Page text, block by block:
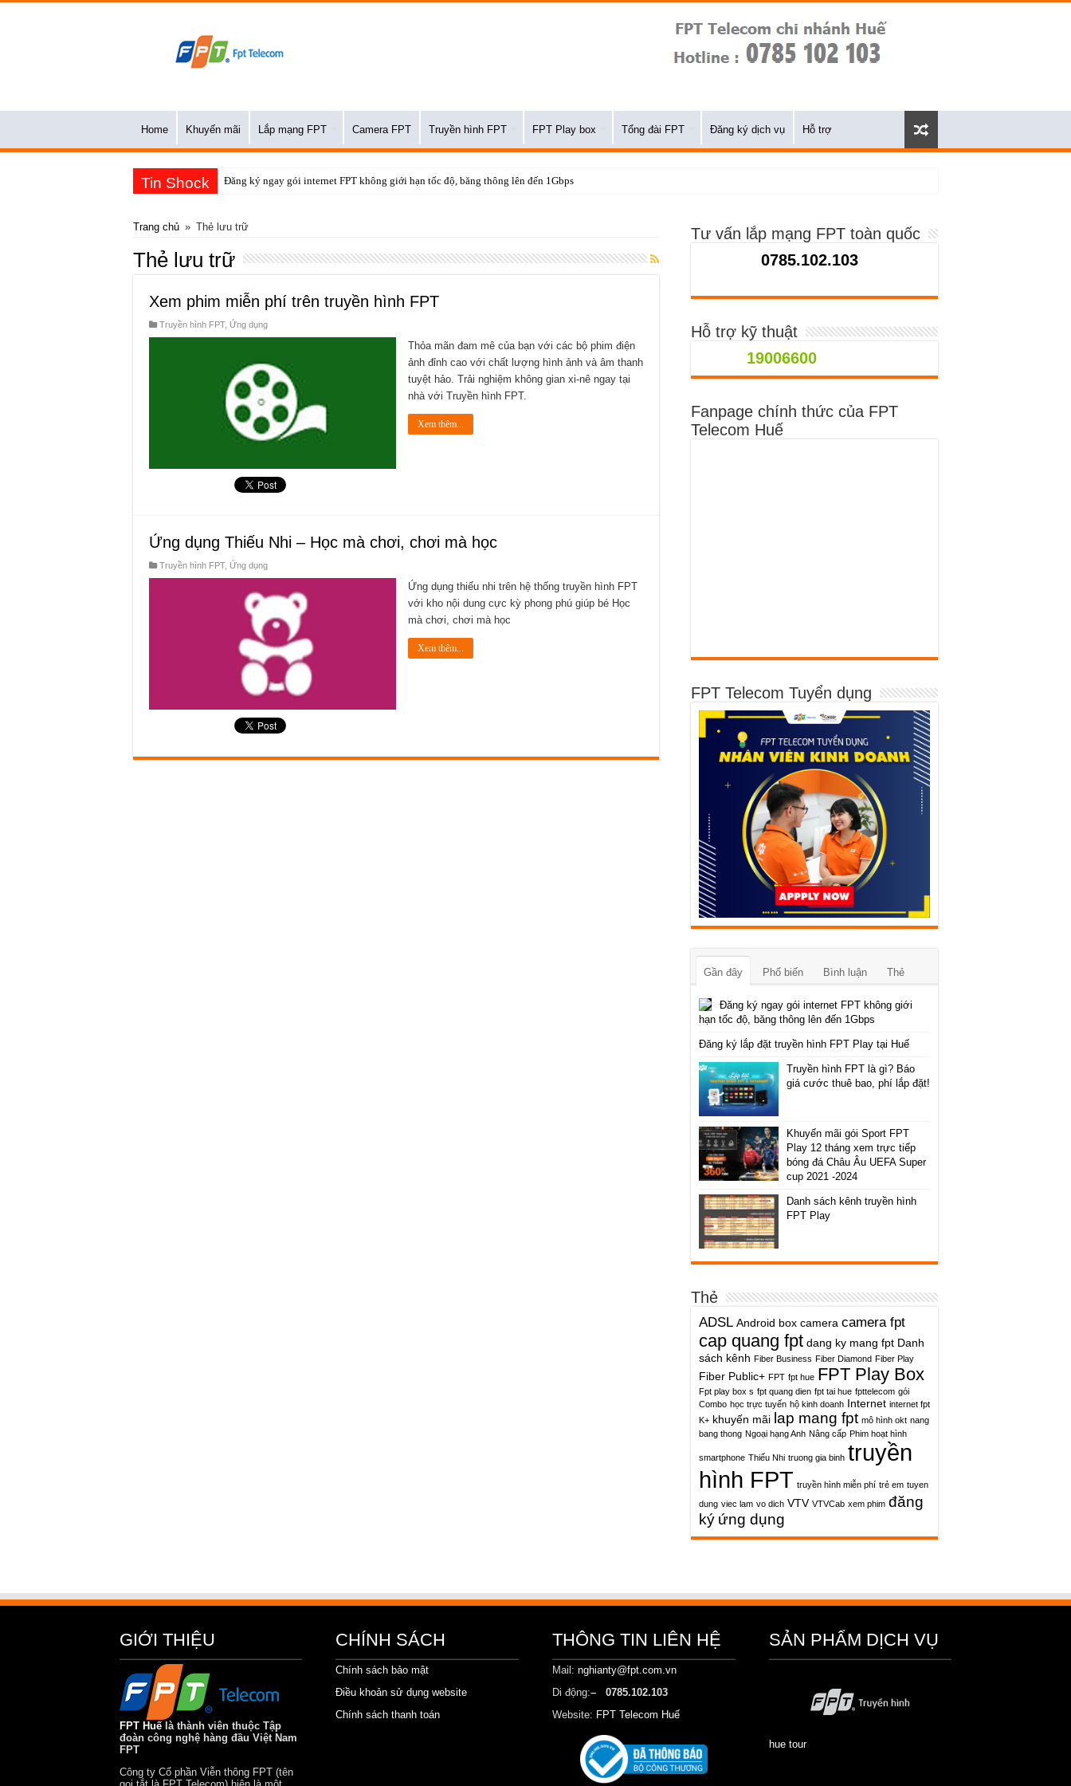
Home Khuyến mãi Lắp mạng FPT Camera FPT Truyền hình FPT FPT Play box Tổng đài FPT Đăng ký dịch vụ Hỗ trợ
Tin Shock Tr
Trang chủ » Thẻ lưu trữ
Thẻ lưu trữ
Xem phim miễn phí trên truyền hình FPT
Truyền hình FPT, Ứng dụng
Thỏa mãn đam mê của bạn với các bộ phim điện
ảnh đỉnh cao với chất lượng hình ảnh và âm thanh
tuyệt hảo. Trải nghiệm không gian xi-nê ngay tại
nhà với Truyền hình FPT.
Xem thêm...
Ứng dụng Thiếu Nhi – Học mà chơi, chơi mà học
Truyền hình FPT, Ứng dụng
Ứng dụng thiếu nhi trên hệ thống truyền hình FPT
với kho nội dung cực kỳ phong phú giúp bé Học
mà chơi, chơi mà học
Xem thêm...
Tư vấn lắp mạng FPT toàn quốc
0785.102.103
Hỗ trợ kỹ thuật
19006600
Fanpage chính thức của FPT
Telecom Huế
FPT Telecom Tuyển dụng
Gần đây Phổ biến Bình luận Thẻ
Đăng ký ngay gói internet FPT không giới
hạn tốc độ, băng thông lên đến 1Gbps
Đăng ký lắp đặt truyền hình FPT Play tại Huế
Truyền hình FPT là gì? Báo
giá cước thuê bao, phí lắp đặt!
Khuyến mãi gói Sport FPT
Play 12 tháng xem trực tiếp
bóng đá Châu Âu UEFA Super
cup 2021 -2024
Danh sách kênh truyền hình
FPT Play
Thẻ
ADSL Android box camera camera fpt
cap quang fpt dang ky mang fpt Danh
sách kênh Fiber Business Fiber Diamond Fiber Play
Fiber Public+ FPT fpt hue FPT Play Box
Fpt play box s fpt quang dien fpt tai hue fpttelecom gói
Combo học trực tuyến hộ kinh doanh Internet internet fpt
K+ khuyến mãi lap mang fpt mô hình okt nang
bang thong Ngoại hạng Anh Nâng cấp Phim hoạt hình
smartphone Thiếu Nhi truong gia binh truyền
hình FPT truyền hình miễn phí trẻ em tuyen
dung viec lam vo dich VTV VTVCab xem phim đăng
ký ứng dụng
GIỚI THIỆU
FPT Huếlà thành viên thuộc Tập
đoàn công nghệ hàng đầu Việt Nam
FPT
Công ty Cổ phần Viễn thông FPT (tên
CHÍNH SÁCH
Chính sách bảo mật
Điều khoản sử dụng website
Chính sách thanh toán
THÔNG TIN LIÊN HỆ
Mail: nghianty@fpt.com.vn
Di động:– 0785.102.103
Website: FPT Telecom Huế
SẢN PHẨM DỊCH VỤ
hue tour